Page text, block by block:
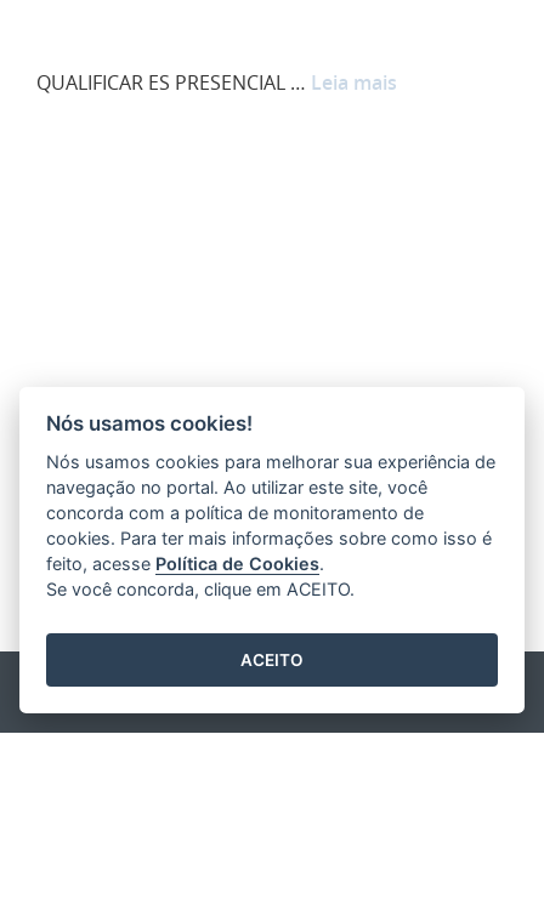
QUALIFICAR ES PRESENCIAL … Leia mais
Nós usamos cookies!
Nós usamos cookies para melhorar sua experiência de
navegação no portal. Ao utilizar este site, você
concorda com a política de monitoramento de
cookies. Para ter mais informações sobre como isso é
feito, acesse Política de Cookies.
Se você concorda, clique em ACEITO.
ACEITO